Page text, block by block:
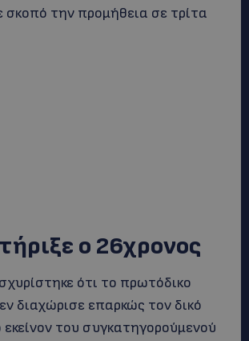
σκοπό την προμήθεια σε τρίτα
ο 26χρονος
ότι το πρωτόδικο
διαχώρισε επαρκώς τον δικό
του συγκατηγορούμενού